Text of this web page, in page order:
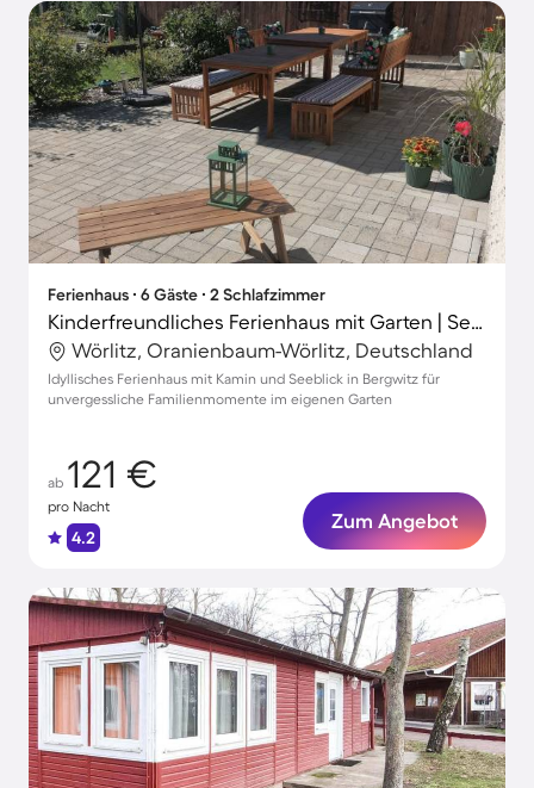
Ferienhaus ∙ 6 Gäste ∙ 2 Schlafzimmer
Kinderfreundliches Ferienhaus mit Garten | Seeblick
Wörlitz, Oranienbaum-Wörlitz, Deutschland
Idyllisches Ferienhaus mit Kamin und Seeblick in Bergwitz für
unvergessliche Familienmomente im eigenen Garten
ab 121 €
pro Nacht
4.2
Zum Angebot